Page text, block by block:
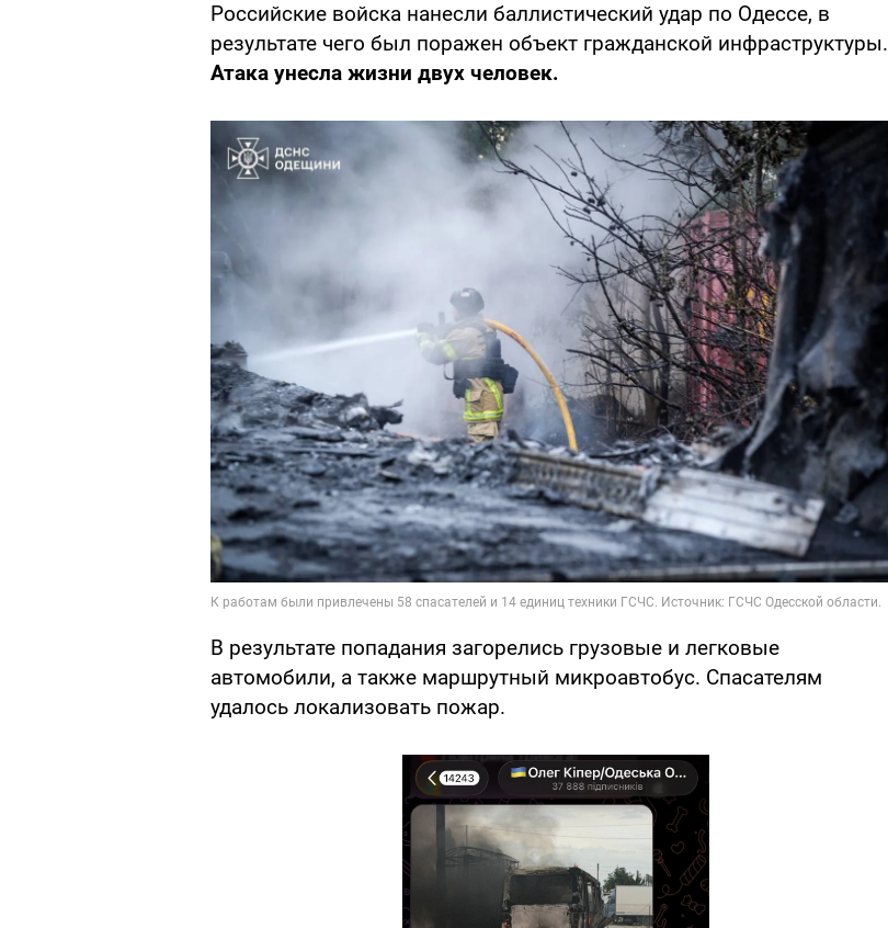
Российские войска нанесли баллистический удар по Одессе, в
результате чего был поражен объект гражданской инфраструктуры.
Атака унесла жизни двух человек.
В результате попадания загорелись грузовые и легковые
автомобили, а также маршрутный микроавтобус. Спасателям
удалось локализовать пожар.